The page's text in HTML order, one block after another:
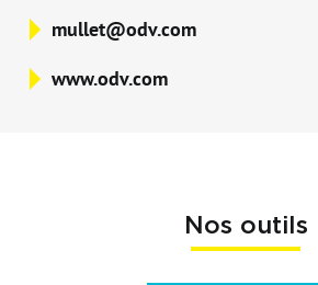
mullet@odv.com
www.odv.com
Nos outils